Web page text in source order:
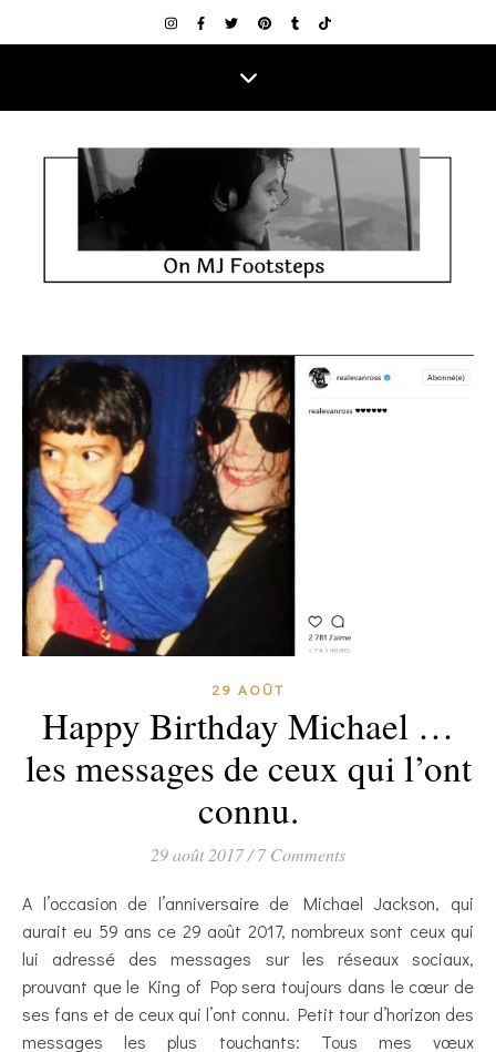
29 AOÛT
Happy Birthday Michael …
les messages de ceux qui l’ont
connu.
29 août 2017/ 7 Comments
A l’occasion de l’anniversaire de Michael Jackson, qui
aurait eu 59 ans ce 29 août 2017, nombreux sont ceux qui
lui adressé des messages sur les réseaux sociaux,
prouvant que le King of Pop sera toujours dans le cœur de
ses fans et de ceux qui l’ont connu. Petit tour d’horizon des
messages les plus touchants: Tous mes vœux